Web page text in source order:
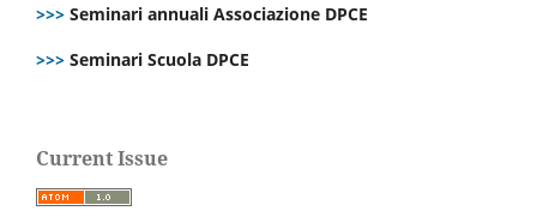
>>> Seminari annuali Associazione DPCE
>>> Seminari Scuola DPCE
Current Issue